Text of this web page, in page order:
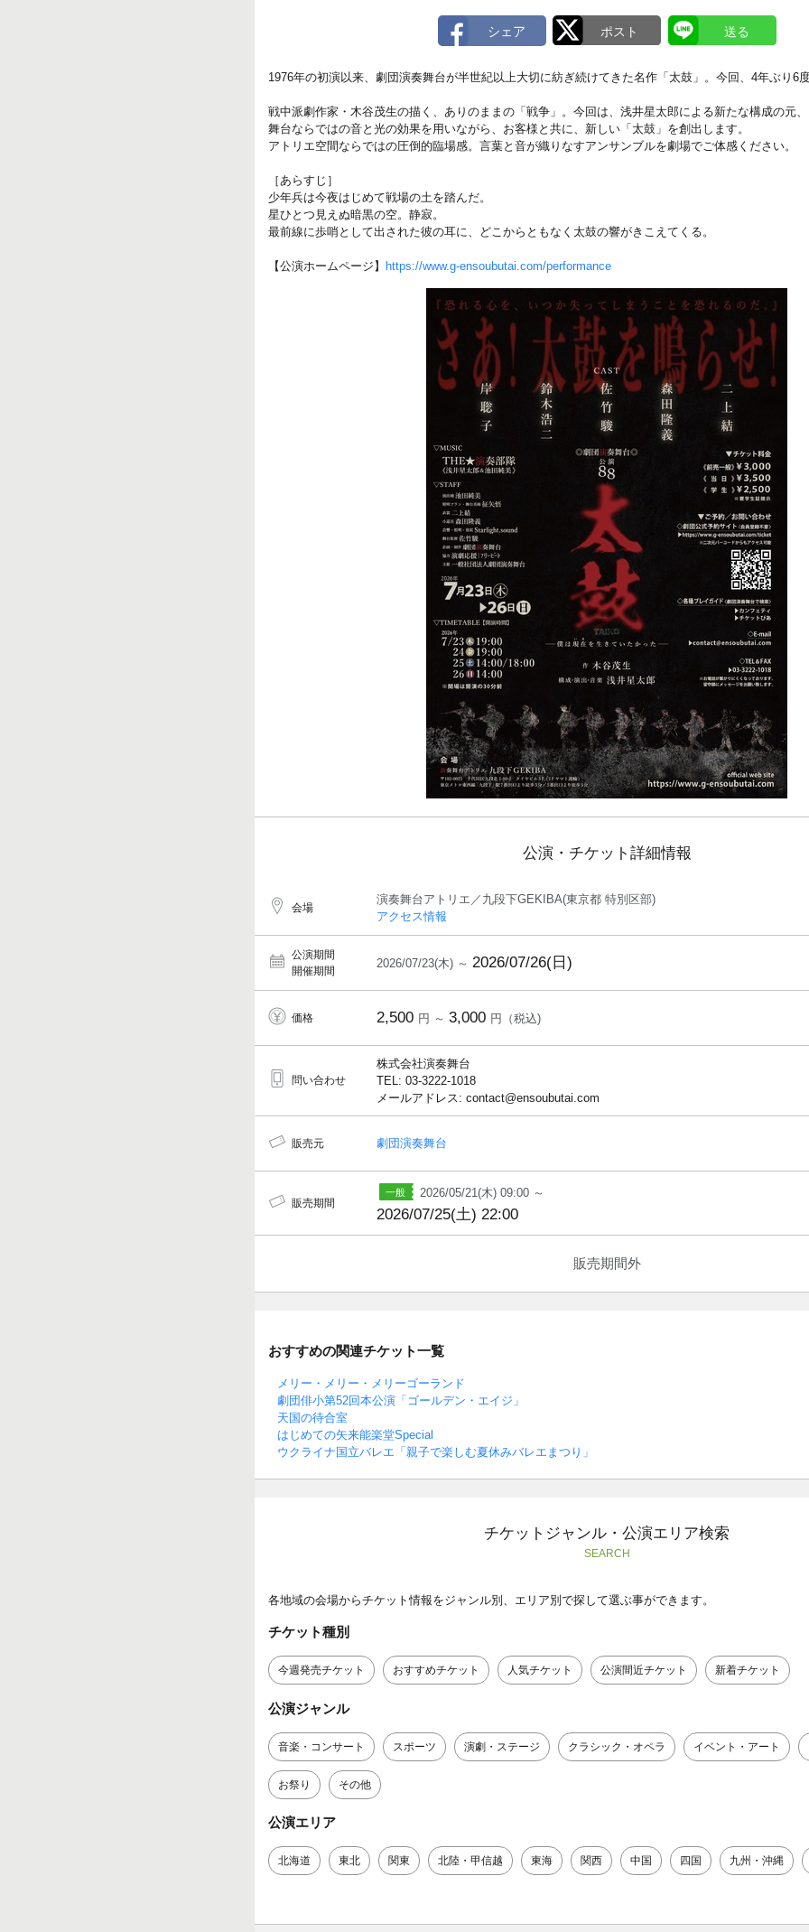
1976年の初演以来、劇団演奏舞台が半世紀以上大切に紡ぎ続けてきた名作「太鼓」。今回、4年ぶり6
戦中派劇作家・木谷茂生の描く、ありのままの「戦争」。今回は、浅井星太郎による新たな構成の元
舞台ならではの音と光の効果を用いながら、お客様と共に、新しい「太鼓」を創出します。
アトリエ空間ならではの圧倒的臨場感。言葉と音が織りなすアンサンブルを劇場でご体感ください。
［あらすじ］
少年兵は今夜はじめて戦場の土を踏んだ。
星ひとつ見えぬ暗黒の空。静寂。
最前線に歩哨として出された彼の耳に、どこからともなく太鼓の響がきこえてくる。
【公演ホームページ】 https://www.g-ensoubutai.com/performance
公演・チケット詳細情報
会場
演奏舞台アトリエ／九段下GEKIBA(東京都 特別区部)
アクセス情報
公演期間
開催期間
2026/07/23(木) ～ 2026/07/26(日)
価格 2,500 円 ～ 3,000 円（税込)
問い合わせ
株式会社演奏舞台
TEL: 03-3222-1018
メールアドレス: contact@ensoubutai.com
販売元 劇団演奏舞台
販売期間
2026/05/21(木) 09:00 ～
2026/07/25(土) 22:00
販売期間外
おすすめの関連チケット一覧
メリー・メリー・メリーゴーランド
劇団俳小第52回本公演「ゴールデン・エイジ」
天国の待合室
はじめての矢来能楽堂Special
ウクライナ国立バレエ「親子で楽しむ夏休みバレエまつり」
チケットジャンル・公演エリア検索
SEARCH
各地域の会場からチケット情報をジャンル別、エリア別で探して選ぶ事ができます。
チケット種別
今週発売チケット おすすめチケット 人気チケット 公演間近チケット 新着チケット
公演ジャンル
音楽・コンサート スポーツ 演劇・ステージ クラシック・オペラ イベント・アート
お祭り その他
公演エリア
北海道 東北 関東 北陸・甲信越 東海 関西 中国 四国 九州・沖縄